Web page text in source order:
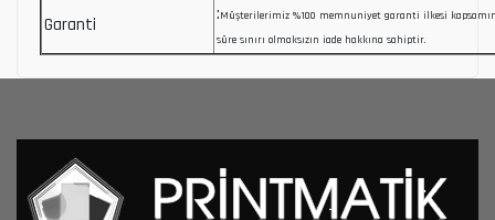
Garanti :Müşterilerimiz %100 memnuniyet garanti ilkesi
süre sınırı olmaksızın iade hakkına sahiptir.